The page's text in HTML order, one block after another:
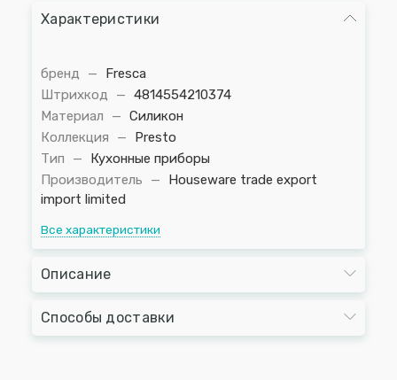
Характеристики
бренд —
Fresca
Штрихкод
— 4814554210374
Материал
— Силикон
Коллекция
—
Presto
Тип
—
Кухонные приборы
Производитель
—
Houseware trade export
import limited
Все характеристики
Описание
Способы доставки